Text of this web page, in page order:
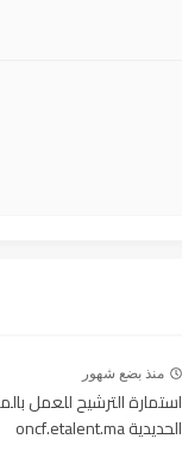
منذ بضع شهور
استمارة الترشيح للعمل
الحديدية oncf.etalent.ma